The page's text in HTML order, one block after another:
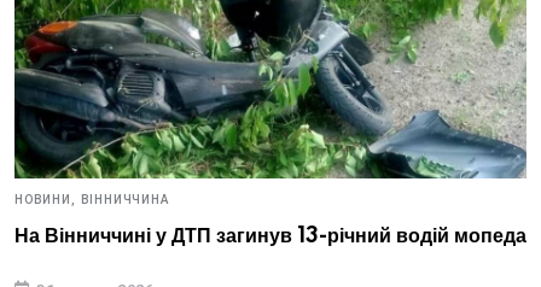
НОВИНИ, ВІННИЧЧИНА
На Вінниччині у ДТП загинув 13-річний водій мопеда